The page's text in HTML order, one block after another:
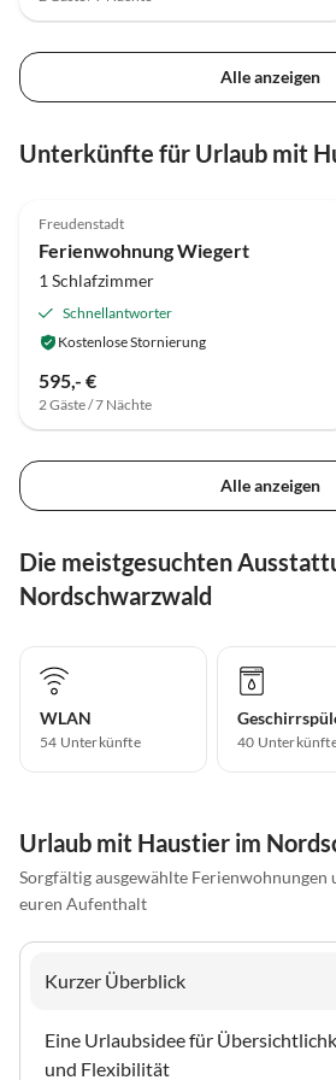
Alle anzeigen
Unterkünfte für Urlaub mit
Freudenstadt
Ferienwohnung Wiegert
1 Schlafzimmer
Schnellantworter
Kostenlose Stornierung
595,- €
2 Gäste / 7 Nächte
Alle anzeigen
Die meistgesuchten
Nordschwarzwald
WLAN
54 Unterkünfte 40
Urlaub mit Haustier im
Sorgfältig ausgewählte Ferienwohnungen
euren Aufenthalt
Kurzer Überblick
Eine Urlaubsidee für
und Flexibilität